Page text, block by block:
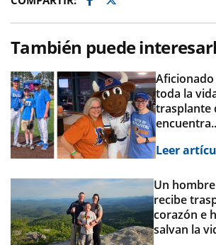
También puede
toda la
trasplante
Leer
Un
recibe
corazón e
salvan la